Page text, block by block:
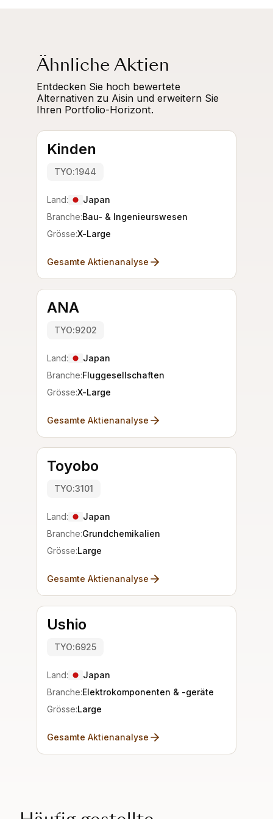
Ähnliche Aktien
Entdecken Sie hoch bewertete
Alternativen zu Aisin und erweitern Sie
Ihren Portfolio-Horizont.
Kinden
TYO:1944
Land:
Japan
Branche:Bau- & Ingenieurswesen
Grösse:X-Large
Gesamte Aktienanalyse
ANA
TYO:9202
Land:
Japan
Branche:Fluggesellschaften
Grösse:X-Large
Gesamte Aktienanalyse
Toyobo
TYO:3101
Land:
Japan
Branche:Grundchemikalien
Grösse:Large
Gesamte Aktienanalyse
Ushio
TYO:6925
Land:
Japan
Branche:Elektrokomponenten & -geräte
Grösse:Large
Gesamte Aktienanalyse